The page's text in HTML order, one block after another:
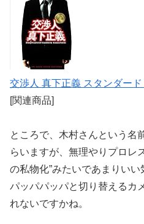
交渉人 真下正義 スタンダー
[関連商品]
ところで、木村さんという名
らいますが、無理やりプロレ
の私物化”みたいであまりい
パッパパッパと切り替えるカ
れないですかね。